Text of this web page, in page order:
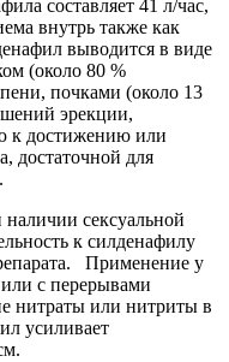
составляет 41 л/час,
внутрь также как
выводится в виде
(около 80 %
почками (около 13
эрекции,
к достижению или
достаточной для
сексуальной
к силденафилу
Применение у
с перерывами
нитраты или нитриты в
усиливает